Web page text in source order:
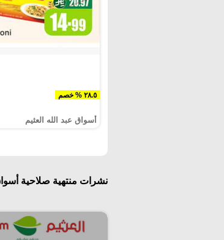
٢٨.٥ % خصم
أسواق عبد الله العثيم
نشرات منتهية صلاحية